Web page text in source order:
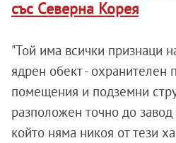
със Северна Корея
"Той има всички признаци
ядрен обект -
помещения и подземни
разположен точно до завод
който няма никоя от тези